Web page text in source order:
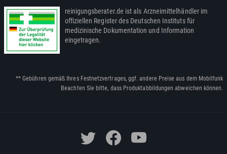
reinigungsberater.de ist als Arzneimittelhändler im
offiziellen Register des Deutschen Instituts für
medizinische Dokumentation und Information
eingetragen.
** Gebühren gemäß Ihres Festnetzvertrages, ggf. andere Preise aus dem Mobilfunk
Beachten Sie bitte, dass Produktabbildungen abweichen können.